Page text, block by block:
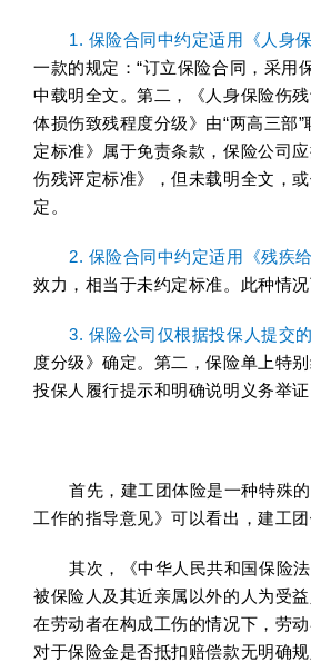
1. 保险合同中约定适用《人身
一款的规定：“订立保险合同，采用
中载明全文。第二，《人身保险伤
体损伤致残程度分级》由“两高三部
定标准》属于免责条款，保险公司
伤残评定标准》，但未载明全文，
定。
2. 保险合同中约定适用《残疾给
效力，相当于未约定标准。此种情
3. 保险公司仅根据投保人提交
度分级》确定。第二，保险单上特
投保人履行提示和明确说明义务举
首先，建工团体险是一种特殊
工作的指导意见》可以看出，建工
其次，《中华人民共和国保险
被保险人及其近亲属以外的人为受
在劳动者在构成工伤的情况下，劳
对于保险金是否抵扣赔偿款无明确